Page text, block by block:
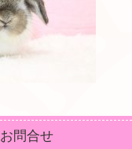
お問合せ